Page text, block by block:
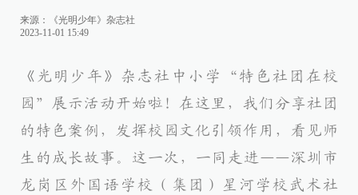
来源：《光明少年》杂志社
2023-11-01 15:49
《光明少年》杂志社中小学“特色社团在校
园”展示活动开始啦！在这里，我们分享社团
的特色案例，发挥校园文化引领作用，看见师
生的成长故事。这一次，一同走进——深圳市
龙岗区外国语学校（集团）星河学校武术社